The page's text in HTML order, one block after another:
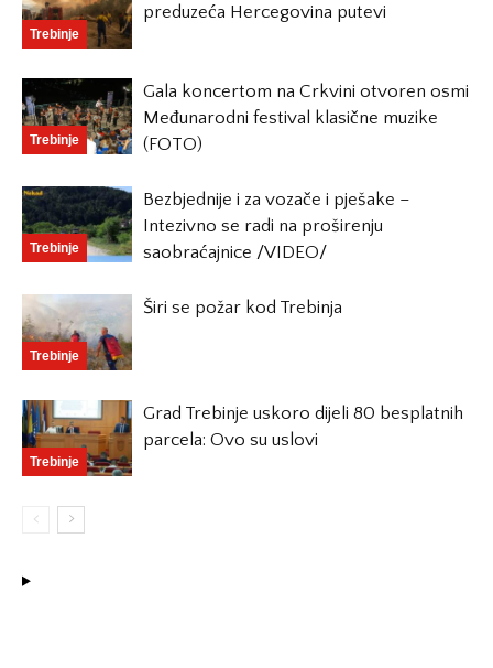
Trebinje
preduzeća Hercegovina putevi
Trebinje
Gala koncertom na Crkvini otvoren osmi
Međunarodni festival klasične muzike
(FOTO)
Trebinje
Bezbjednije i za vozače i pješake –
Intezivno se radi na proširenju
saobraćajnice /VIDEO/
Trebinje
Širi se požar kod Trebinja
Trebinje
Grad Trebinje uskoro dijeli 80 besplatnih
parcela: Ovo su uslovi